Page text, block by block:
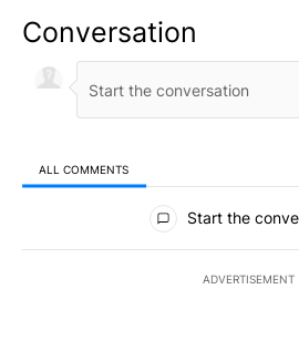
Conversation
ALL COMMENTS
All Comments
Start the
ADVERTISEMENT